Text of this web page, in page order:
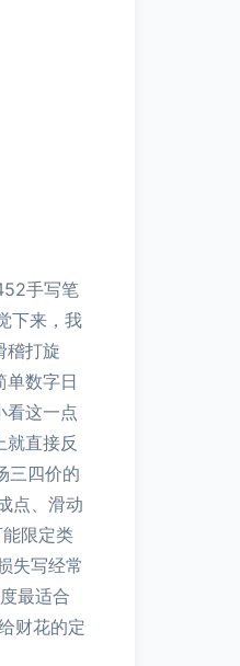
手写笔
下来，我
稽打旋
数字日
看这一点
直接反
三四价的
点、滑动
限定类
失写经常
最适合
财花的定